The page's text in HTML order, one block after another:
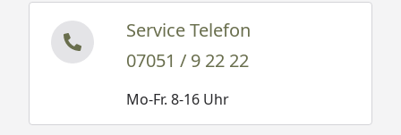
Service Telefon
07051 / 9 22 22
Mo-Fr. 8-16 Uhr